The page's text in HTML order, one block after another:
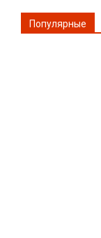
Популярные